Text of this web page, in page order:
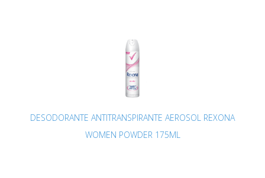
DESODORANTE ANTITRANSPIRANTE AEROSOL REXONA
WOMEN POWDER 175ML